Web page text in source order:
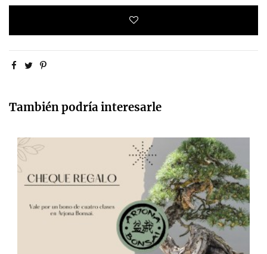
También podría interesarle